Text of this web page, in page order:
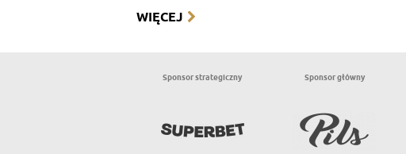
WIĘCEJ
Sponsor strategiczny Sponsor główny